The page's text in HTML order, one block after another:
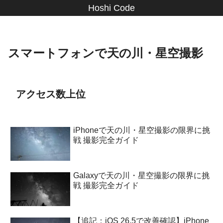
Hoshi Code
スマートフォンで天の川・星空撮影
アクセス数上位
iPhoneで天の川・星空撮影の限界に挑
戦 撮影完全ガイド
Galaxyで天の川・星空撮影の限界に挑
戦 撮影完全ガイド
【追記：iOS 26.5で改善確認】iPhone